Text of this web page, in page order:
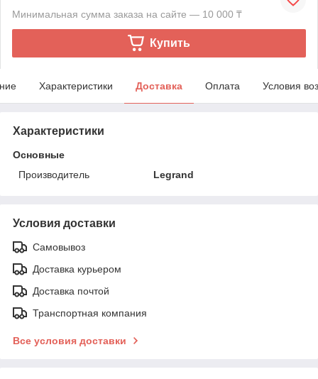
Минимальная сумма заказа на сайте — 10 000 ₸
Купить
Характеристики Доставка Оплата Условия
Характеристики
Основные
Производитель
Legrand
Условия доставки
Самовывоз
Доставка курьером
Доставка почтой
Транспортная компания
Все условия доставки